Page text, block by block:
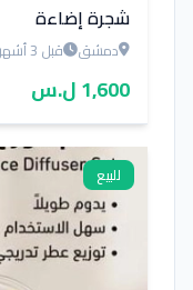
شجرة إضاءة
دمشق قبل 3 أشهر
1,600 ل.س
للبيع